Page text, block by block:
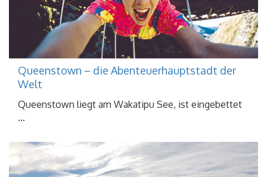
Queenstown – die Abenteuerhauptstadt der
Welt
Queenstown liegt am Wakatipu See, ist eingebettet
...